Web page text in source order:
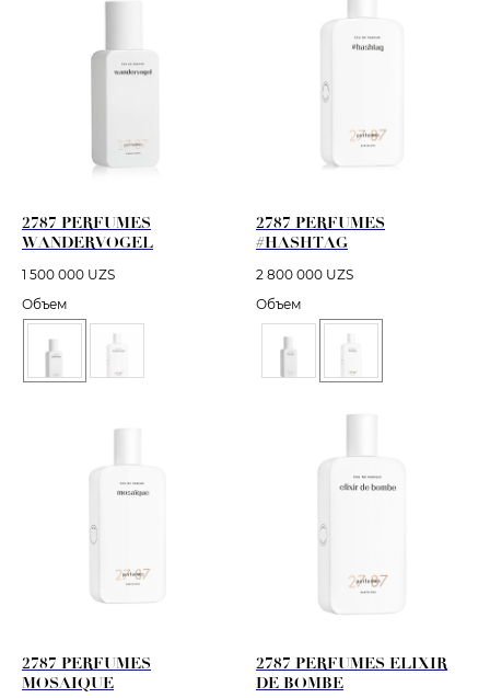
2787 PERFUMES
WANDERVOGEL
1 500 000 UZS
Объем
2787 PERFUMES
#HASHTAG
2 800 000 UZS
Объем
2787 PERFUMES
MOSAIQUE
2787 PERFUMES ELIXIR
DE BOMBE